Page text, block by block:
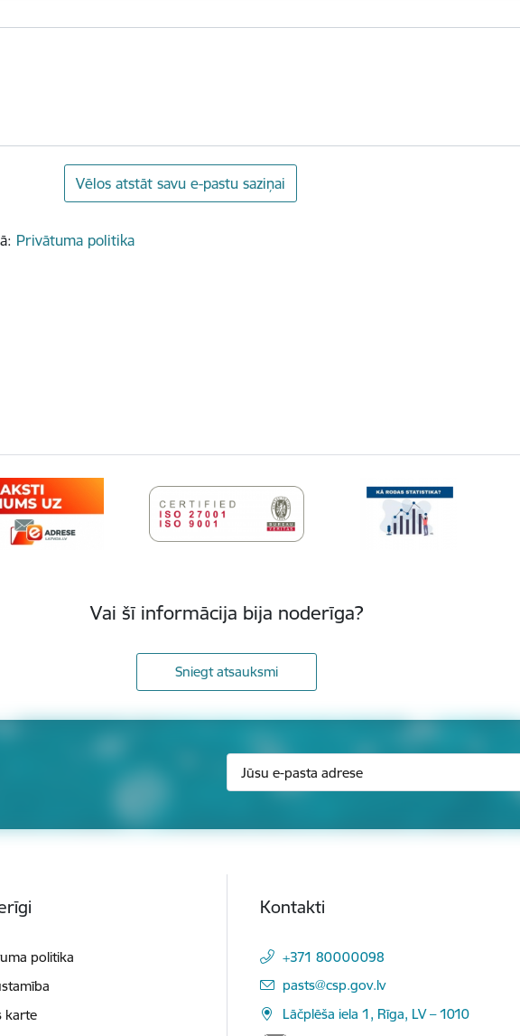
Vēlos atstāt savu e-pastu saziņai
Privātuma politika
Vai šī informācija bija noderīga?
Sniegt atsauksmi
politika
karte
Kontakti
+371 80000098
E-pasts:
pasts@csp.gov.lv
Lāčplēša iela 1, Rīga, LV – 1010